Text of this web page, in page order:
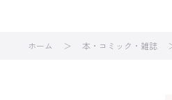
ホーム 本・コミック・雑誌